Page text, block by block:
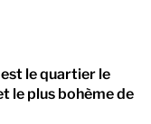
le quartier le
le plus bohème de